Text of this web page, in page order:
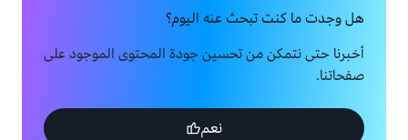
هل وجدت ما كنت تبحث عنه اليوم؟
أخبرنا حتى نتمكن من تحسين جودة المحتوى الموجود على
صفحاتنا.
نعم